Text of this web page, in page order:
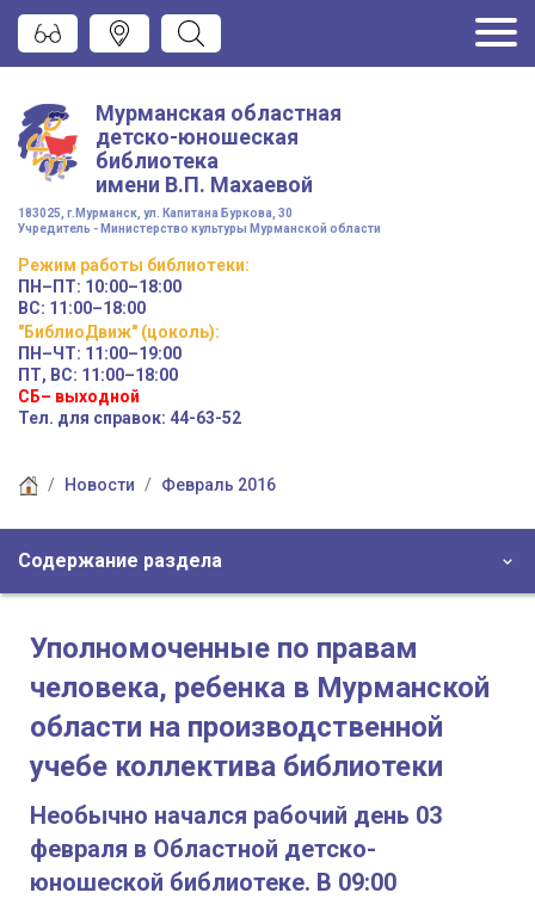
Мурманская областная
детско-юношеская
библиотека
имени В.П. Махаевой
183025, г.Мурманск, ул. Капитана Буркова, 30
Учредитель - Министерство культуры Мурманской области
Режим работы библиотеки:
ПН–ПТ: 10:00–18:00
ВС: 11:00–18:00
"БиблиоДвиж" (цоколь):
ПН–ЧТ: 11:00–19:00
ПТ, ВС: 11:00–18:00
СБ– выходной
Тел. для справок: 44-63-52
Новости Февраль 2016
Содержание раздела
Уполномоченные по правам
человека, ребенка в Мурманской
области на производственной
учебе коллектива библиотеки
Необычно начался рабочий день 03
февраля в Областной детско-
юношеской библиотеке. В 09:00